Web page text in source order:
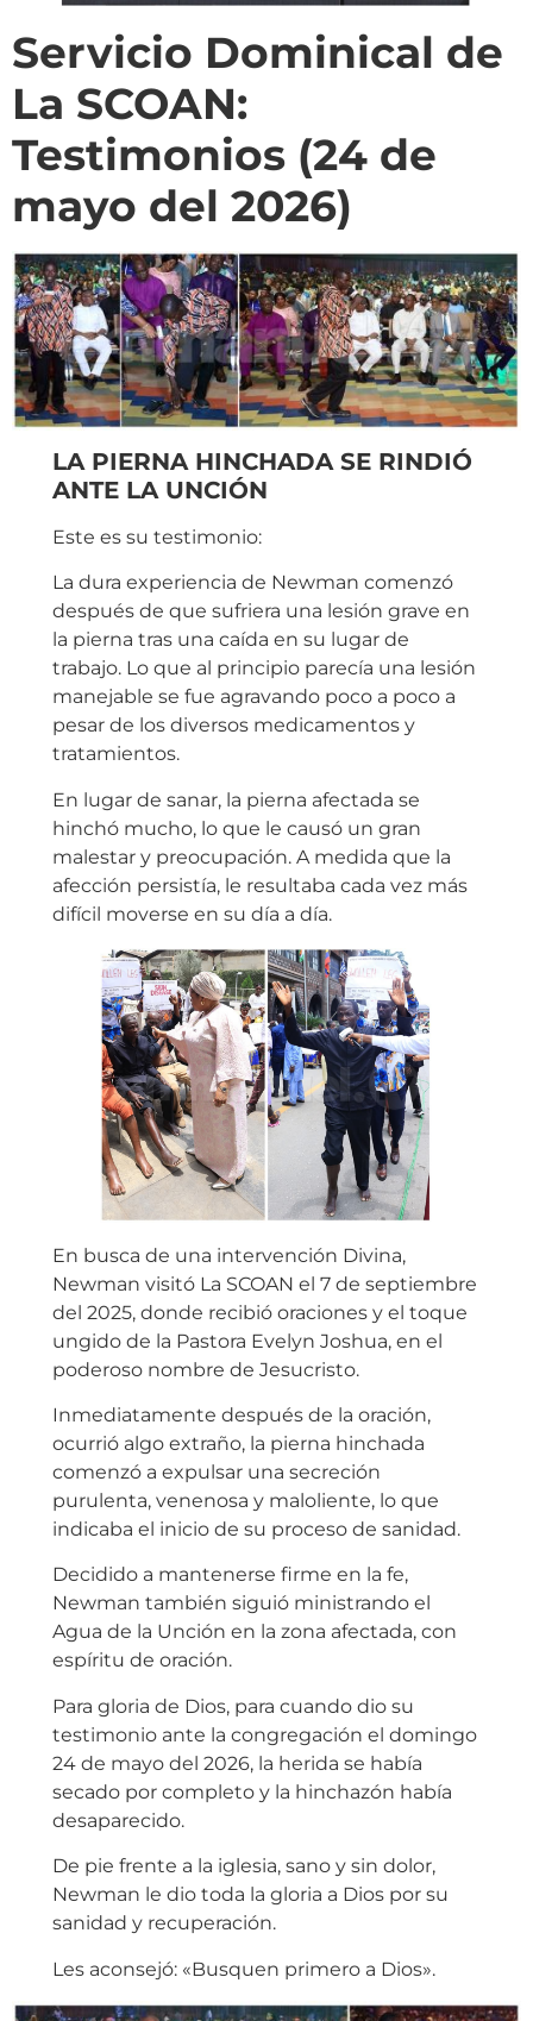
Servicio Dominical de
La SCOAN:
Testimonios (24 de
mayo del 2026)
LA PIERNA HINCHADA SE RINDIÓ
ANTE LA UNCIÓN
Este es su testimonio:
La dura experiencia de Newman comenzó
después de que sufriera una lesión grave en
la pierna tras una caída en su lugar de
trabajo. Lo que al principio parecía una lesión
manejable se fue agravando poco a poco a
pesar de los diversos medicamentos y
tratamientos.
En lugar de sanar, la pierna afectada se
hinchó mucho, lo que le causó un gran
malestar y preocupación. A medida que la
afección persistía, le resultaba cada vez más
difícil moverse en su día a día.
En busca de una intervención Divina,
Newman visitó La SCOAN el 7 de septiembre
del 2025, donde recibió oraciones y el toque
ungido de la Pastora Evelyn Joshua, en el
poderoso nombre de Jesucristo.
Inmediatamente después de la oración,
ocurrió algo extraño, la pierna hinchada
comenzó a expulsar una secreción
purulenta, venenosa y maloliente, lo que
indicaba el inicio de su proceso de sanidad.
Decidido a mantenerse firme en la fe,
Newman también siguió ministrando el
Agua de la Unción en la zona afectada, con
espíritu de oración.
Para gloria de Dios, para cuando dio su
testimonio ante la congregación el domingo
24 de mayo del 2026, la herida se había
secado por completo y la hinchazón había
desaparecido.
De pie frente a la iglesia, sano y sin dolor,
Newman le dio toda la gloria a Dios por su
sanidad y recuperación.
Les aconsejó: «Busquen primero a Dios».